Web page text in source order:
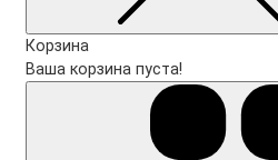
Корзина
Ваша корзина пуста!